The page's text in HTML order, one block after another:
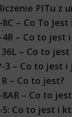
PITu z
8C – Co To
4R – Co to jest
36L – Co to
3 – Co to jest
R – Co to jest?
8AR – Co to
5: Co to jest i